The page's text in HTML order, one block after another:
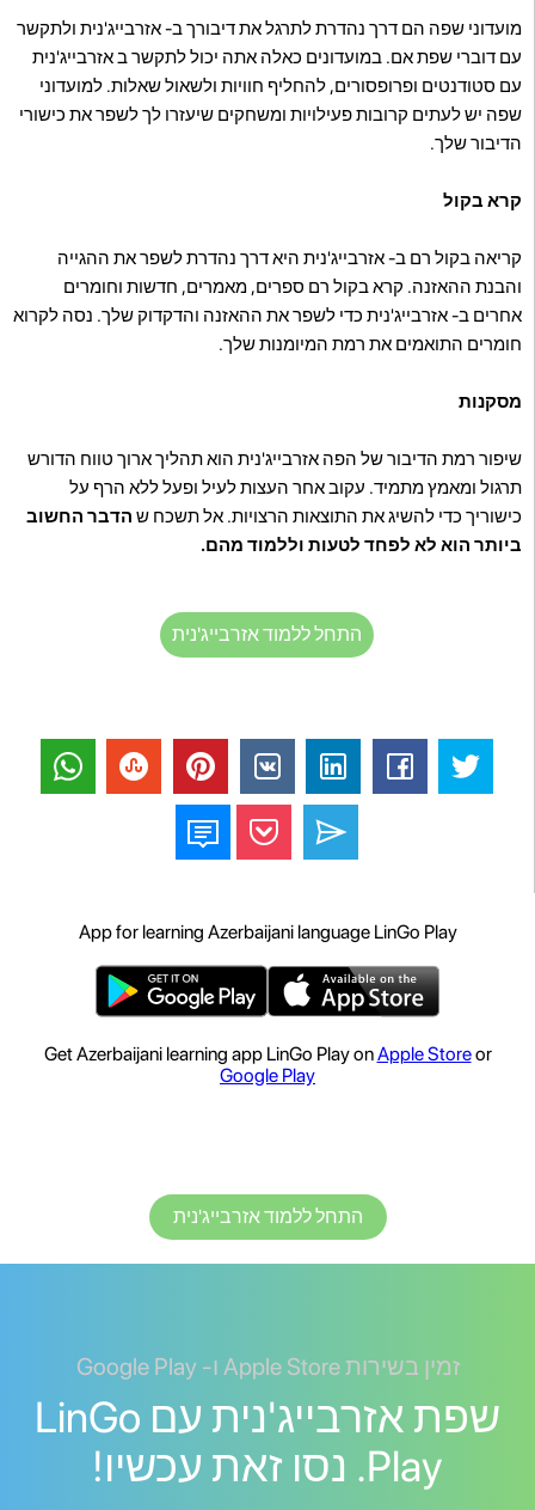
מועדוני שפה הם דרך נהדרת לתרגל את דיבורך ב- אזרבייג'נית ולתקשר
עם דוברי שפת אם. במועדונים כאלה אתה יכול לתקשר ב אזרבייג'נית
עם סטודנטים ופרופסורים, להחליף חוויות ולשאול שאלות. למועדוני
שפה יש לעתים קרובות פעילויות ומשחקים שיעזרו לך לשפר את כישורי
הדיבור שלך.
קרא בקול
קריאה בקול רם ב- אזרבייג'נית היא דרך נהדרת לשפר את ההגייה
והבנת ההאזנה. קרא בקול רם ספרים, מאמרים, חדשות וחומרים
אחרים ב- אזרבייג'נית כדי לשפר את ההאזנה והדקדוק שלך. נסה לקרוא
חומרים התואמים את רמת המיומנות שלך.
מסקנות
שיפור רמת הדיבור של הפה אזרבייג'נית הוא תהליך ארוך טווח הדורש
תרגול ומאמץ מתמיד. עקוב אחר העצות לעיל ופעל ללא הרף על
כישוריך כדי להשיג את התוצאות הרצויות. אל תשכח ש הדבר החשוב
ביותר הוא לא לפחד לטעות וללמוד מהם.
התחל ללמוד אזרבייג'נית
App for learning Azerbaijani language LinGo Play
Get Azerbaijani learning app LinGo Play onApple Storeor
Google Play
התחל ללמוד אזרבייג'נית
זמין בשירות Apple Store ו- Google Play
שפת אזרבייג'נית עם LinGo
Play. נסו זאת עכשיו!